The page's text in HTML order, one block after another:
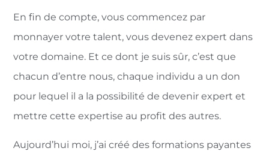
En fin de compte, vous commencez par
monnayer votre talent, vous devenez expert dans
votre domaine. Et ce dont je suis sûr, c’est que
chacun d’entre nous, chaque individu a un don
pour lequel il a la possibilité de devenir expert et
mettre cette expertise au profit des autres.
Aujourd’hui moi, j’ai créé des formations payantes